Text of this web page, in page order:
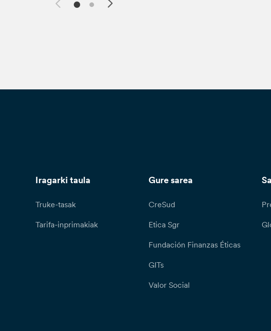
Iragarki taula
Truke-tasak
Tarifa-inprimakiak
Gure sarea
CreSud
Etica Sgr
Fundación Finanzas Éticas
GITs
Valor Social